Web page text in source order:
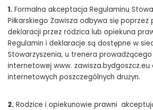
1. Formalna akceptacja Regulaminu
Piłkarskiego Zawisza odbywa się poprzez
deklaracji przez rodzica lub opiekuna
Regulamin i deklaracje są dostępne w
Stowarzyszenia, u trenera
internetowej www. zawisza.bydgoszcz.eu
internetowych poszczególnych drużyn.
2. Rodzice i opiekunowie prawni